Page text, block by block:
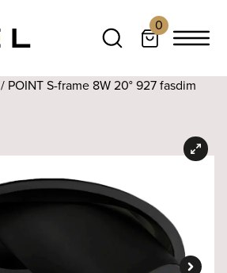
0
/ POINT S-frame 8W 20° 927 fasdim